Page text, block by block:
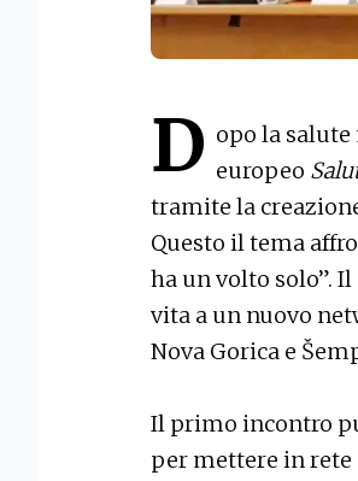
D opo la
europeo
tramite la
Questo il tema
ha un volto solo”.
vita a un nuovo
Nova Gorica e
Il primo incontro
per mettere in